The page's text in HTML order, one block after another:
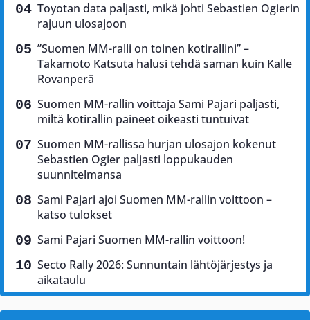
Toyotan data paljasti, mikä johti Sebastien Ogierin
rajuun ulosajoon
”Suomen MM-ralli on toinen kotirallini” –
Takamoto Katsuta halusi tehdä saman kuin Kalle
Rovanperä
Suomen MM-rallin voittaja Sami Pajari paljasti,
miltä kotirallin paineet oikeasti tuntuivat
Suomen MM-rallissa hurjan ulosajon kokenut
Sebastien Ogier paljasti loppukauden
suunnitelmansa
Sami Pajari ajoi Suomen MM-rallin voittoon –
katso tulokset
Sami Pajari Suomen MM-rallin voittoon!
Secto Rally 2026: Sunnuntain lähtöjärjestys ja
aikataulu